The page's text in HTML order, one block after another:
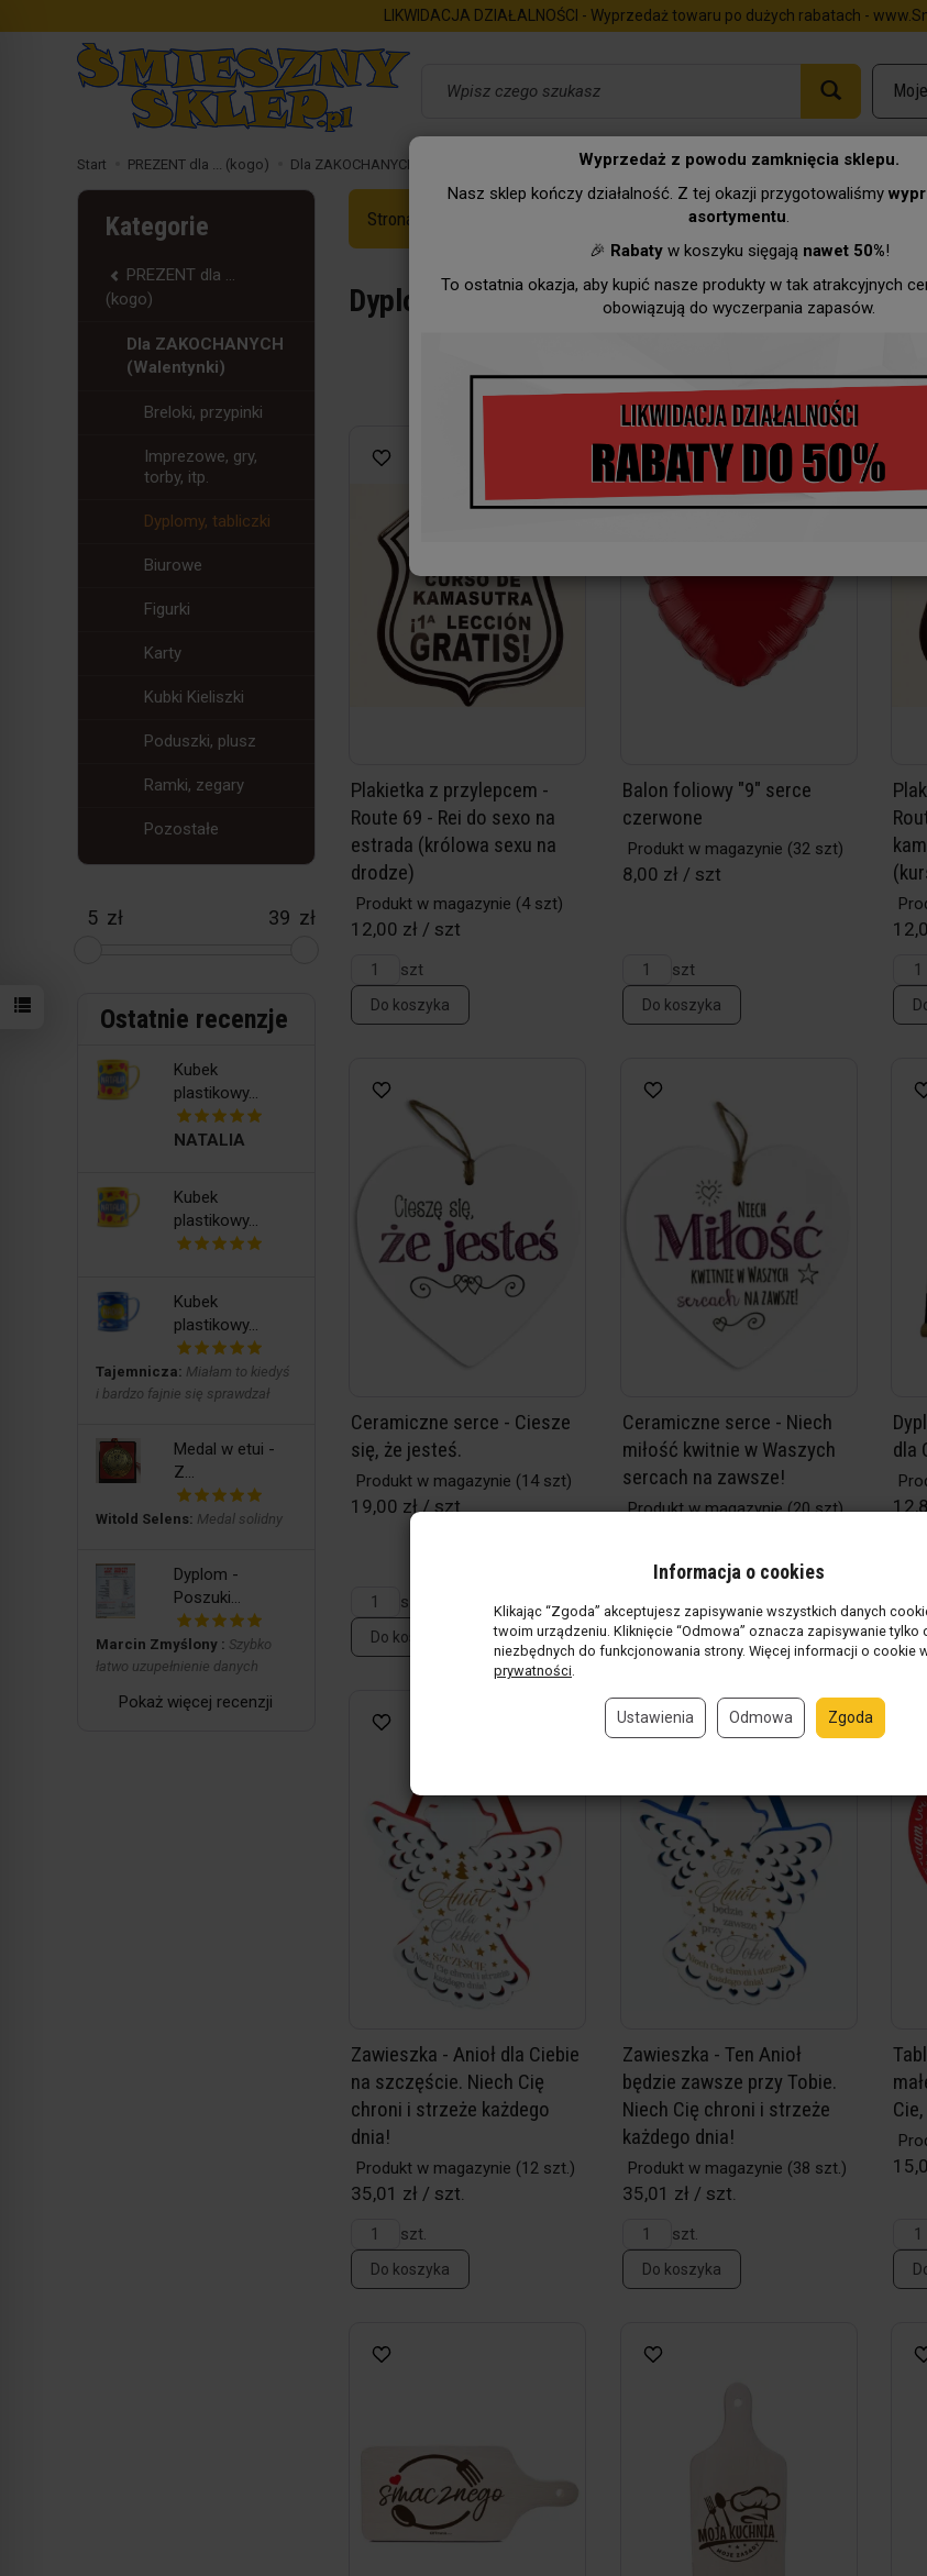
Wyprzedaż z powodu zamknięcia sklepu.
Nasz sklep kończy działalność. Z tej okazji przygotowaliśmy
asortymentu.
🎉 Rabatyw koszyku sięgają nawet 50%!
To ostatnia okazja, aby kupić nasze produkty w tak atrakcyjnych
obowiązują do wyczerpania zapasów.
LIKWIDACJA DZIAŁALNOŚCI - Wyprzedaż towaru po dużych rabatach -
Start PREZENT dla ... (kogo) Dla ZAKOCHANYCH (Walentynki) Dyplomy, tabliczki
Strona Główna Zawody
Dyplomy, tabliczki
Plakietka z przylepcem -
Route 69 - Rei do sexo na
estrada (królowa sexu na
drodze)
Produkt w magazynie (4 szt)
12,00 zł / szt
szt
Do koszyka
Balon foliowy "9" serce
czerwone
Produkt w magazynie (32 szt)
8,00 zł / szt
szt
Do koszyka
Ceramiczne serce - Ciesze
się, że jesteś.
Produkt w magazynie (14 szt)
19,00 zł / szt
szt
Do koszyka
Ceramiczne serce - Niech
miłość kwitnie w Waszych
sercach na zawsze!
Produkt w magazynie(20 szt)
Do koszyka
dla
Zawieszka - Anioł dla Ciebie
na szczęście. Niech Cię
chroni i strzeże każdego
dnia!
Produkt w magazynie (12 szt.)
35,01 zł / szt.
szt.
Do koszyka
Zawieszka - Ten Anioł
będzie zawsze przy Tobie.
Niech Cię chroni i strzeże
każdego dnia!
Produkt w magazynie (38 szt.)
35,01 zł / szt.
szt.
Do koszyka
Kategorie
PREZENT dla ...
(kogo)
Dla ZAKOCHANYCH
(Walentynki)
Breloki, przypinki
Imprezowe, gry,
torby, itp.
Dyplomy, tabliczki
Biurowe
Figurki
Karty
Kubki Kieliszki
Poduszki, plusz
Ramki, zegary
Pozostałe
zł zł
Ostatnie recenzje
Kubek
plastikowy...
NATALIA
Kubek
plastikowy...
Kubek
plastikowy...
Tajemnicza: Miałam to kiedyś
i bardzo fajnie się sprawdzał
Medal w etui -
Z...
Witold Selens: Medal solidny
Dyplom -
Poszuki...
Marcin Zmyślony : Szybko
łatwo uzupełnienie danych
Pokaż więcej recenzji
Informacja o cookies
Klikając “Zgoda” akceptujesz zapisywanie wszystkich danych
twoim urządzeniu. Kliknięcie “Odmowa” oznacza zapisywanie tylko
niezbędnych do funkcjonowania strony. Więcej informacji o cookie
prywatności.
Ustawienia Odmowa Zgoda